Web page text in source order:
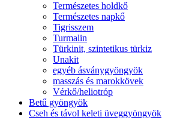
Természetes holdkő
Természetes napkő
Tigrisszem
Turmalin
Türkinit, szintetikus türkiz
Unakit
egyéb ásványgyöngyök
masszás és marokkövek
Vérkő/heliotróp
Betű gyöngyök
Cseh és távol keleti üveggyöngyök